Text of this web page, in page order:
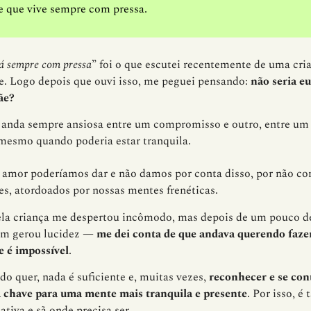
que vive sempre com pressa.
sempre com pressa” foi o que escutei recentemente de uma
Logo depois que ouvi isso, me peguei pensando: não seria
sempre ansiosa entre um compromisso e outro, entre
quando poderia estar tranquila.
poderíamos dar e não damos por conta disso, por não
atordoados por nossas mentes frenéticas.
criança me despertou incômodo, mas depois de um pouco
gerou lucidez —me dei conta de que andava querendo
é impossível.
quer, nada é suficiente e, muitas vezes,reconhecer e se
para uma mente mais tranquila e presente. Por isso, é